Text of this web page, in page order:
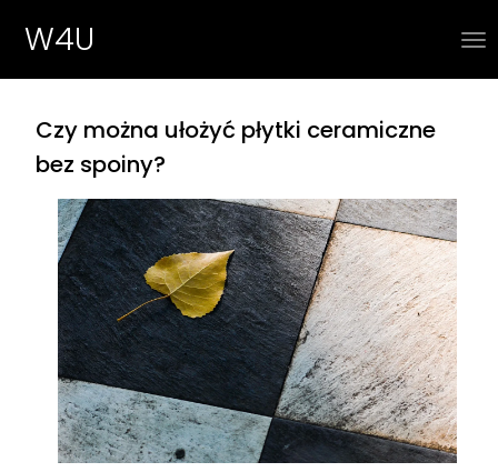
W4U
Czy można ułożyć płytki ceramiczne
bez spoiny?